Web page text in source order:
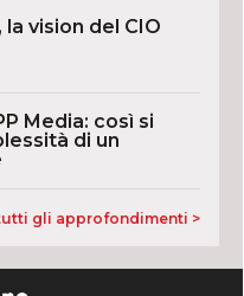
la vision del CIO
Media: così si
di un
gli approfondimenti >